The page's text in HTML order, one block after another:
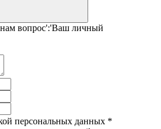
нам вопрос':'Ваш личный
персональных данных *